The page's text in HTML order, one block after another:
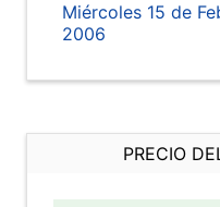
Miércoles 15 de
2006
PRECIO